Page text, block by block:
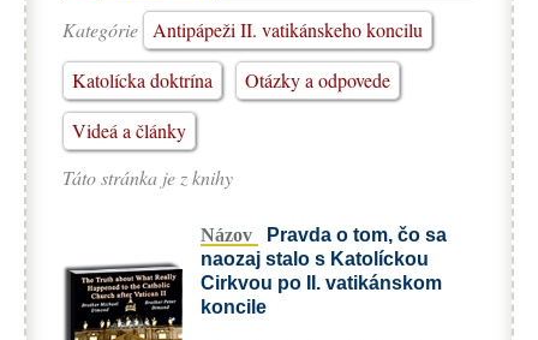
Kategórie
Antipápeži II. vatikánskeho koncilu
Katolícka doktrína
Otázky a odpovede
Videá a články
Táto stránka je z knihy
Názov
Pravda o tom, čo sa
naozaj stalo s Katolíckou
Cirkvou po II. vatikánskom
koncile